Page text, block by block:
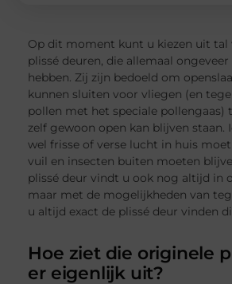
Op dit moment kunt u kiezen uit tal
plissé deuren, die allemaal
hebben. Zij zijn bedoeld om
kunnen sluiten voor vliegen (en
pollen met het speciale pollengaas)
zelf gewoon open kan blijven staan.
wel frisse of verse lucht in huis
vuil en insecten buiten moeten
plissé deur vindt u ook nog altijd in
maar met de mogelijkheden van
u altijd exact de plissé deur vinden
Hoe ziet die originele
er eigenlijk uit?